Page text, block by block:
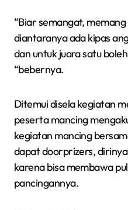
“Biar semangat,
diantaranya ada kipas
dan untuk juara satu
“bebernya.
Ditemui disela kegiatan
peserta mancing
kegiatan mancing
dapat doorprizers,
karena bisa membawa
pancingannya.